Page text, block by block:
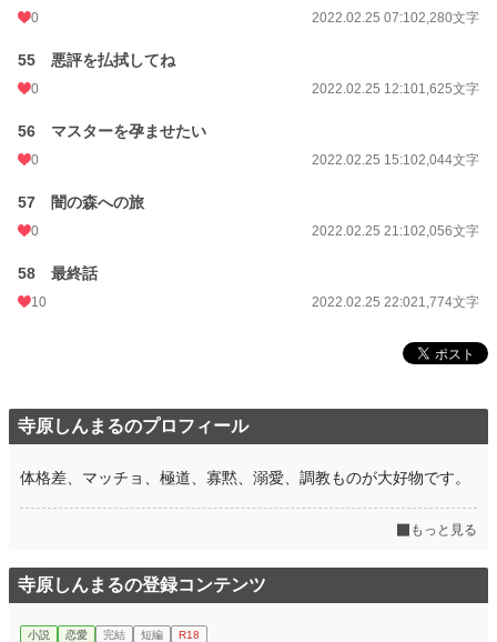
0 2022.02.25 07:102,280文字
55 悪評を払拭してね
0 2022.02.25 12:101,625文字
56 マスターを孕ませたい
0 2022.02.25 15:102,044文字
57 闇の森への旅
0 2022.02.25 21:102,056文字
58 最終話
10 2022.02.25 22:021,774文字
寺原しんまるのプロフィール
体格差、マッチョ、極道、寡黙、溺愛、調教ものが大好物です。
もっと見る
寺原しんまるの登録コンテンツ
小説 恋愛 完結 短編 R18